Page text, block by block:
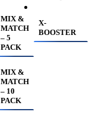
MIX &
MATCH
– 5
PACK
MIX &
MATCH
– 10
PACK
X-
BOOSTER